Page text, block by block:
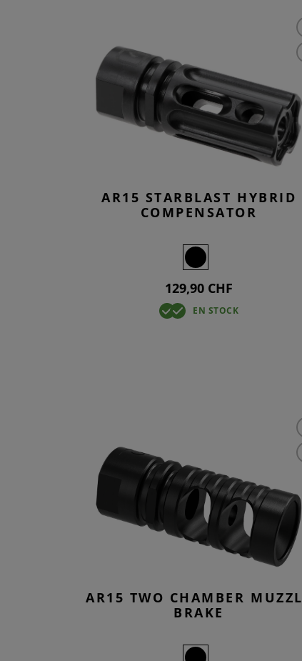
AR15 STARBLAST HYBRID
COMPENSATOR
129,90 CHF
EN STOCK
AR15 TWO CHAMBER
BRAKE